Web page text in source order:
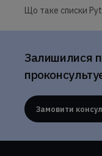
Що таке списки
Залишилися
Замовити